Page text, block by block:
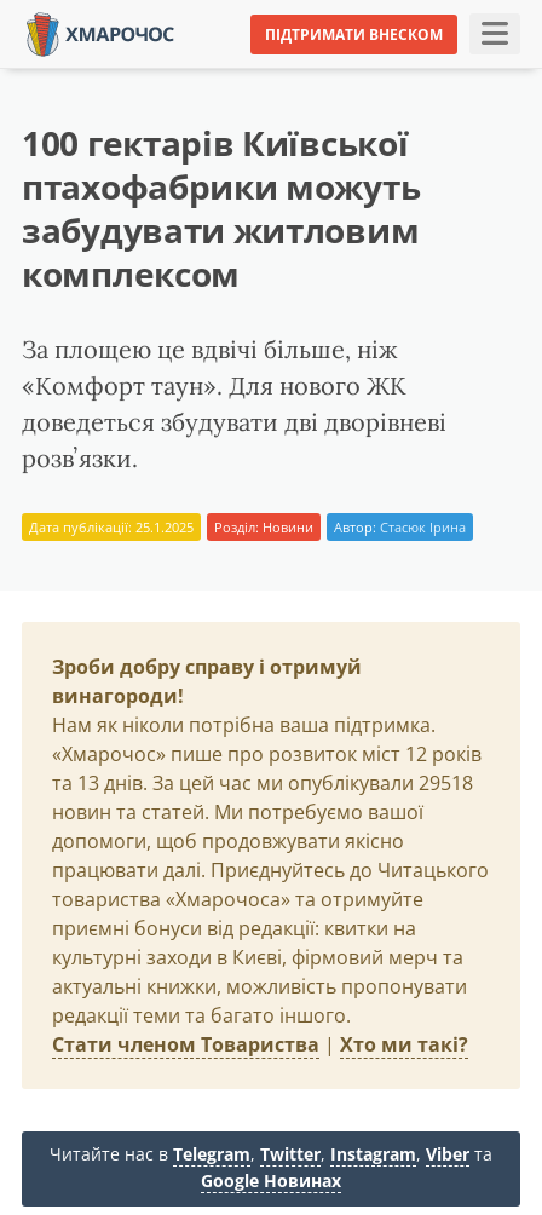
ПІДТРИМАТИ ВНЕСКОМ
100 гектарів Київської
птахофабрики можуть
забудувати житловим
комплексом
За площею це вдвічі більше, ніж
«Комфорт таун». Для нового ЖК
доведеться збудувати дві дворівневі
розвʼязки.
Дата публікації: 25.1.2025 Розділ: Новини Автор: Стасюк Ірина
Зроби добру справу і отримуй
винагороди!
Нам як ніколи потрібна ваша підтримка.
«Хмарочос» пише про розвиток міст 12 років
та 13 днів. За цей час ми опублікували 29518
новин та статей. Ми потребуємо вашої
допомоги, щоб продовжувати якісно
працювати далі. Приєднуйтесь до Читацького
товариства «Хмарочоса» та отримуйте
приємні бонуси від редакції: квитки на
культурні заходи в Києві, фірмовий мерч та
актуальні книжки, можливість пропонувати
редакції теми та багато іншого.
Стати членом Товариства | Хто ми такі?
Читайте нас в Telegram, Twitter, Instagram, Viber та
Google Новинах